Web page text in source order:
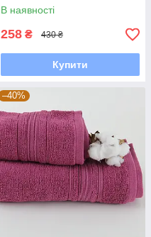
В наявності
258 ₴ 430 ₴
Купити
–40%